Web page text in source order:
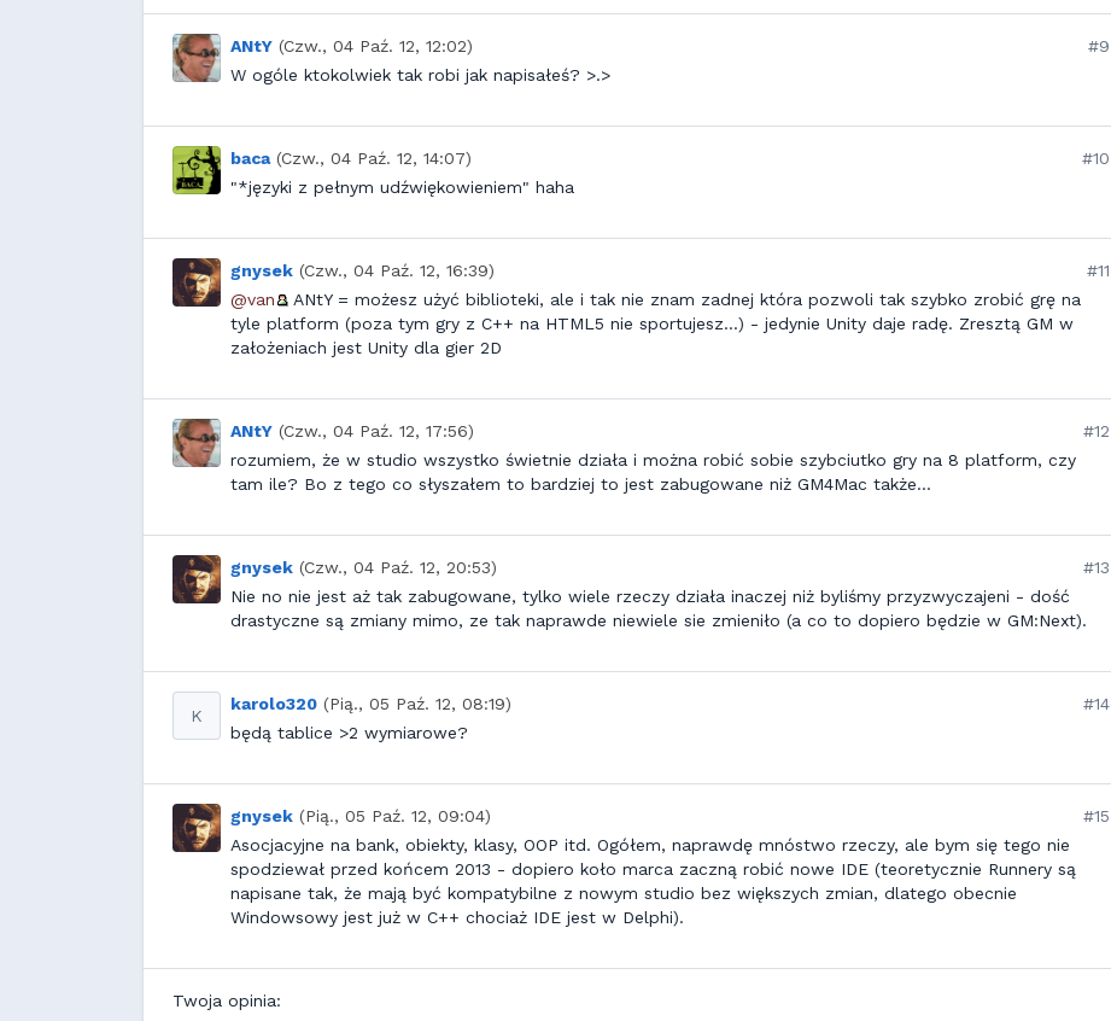
ANtY (Czw., 04 Paź. 12, 12:02)
#9
W ogóle ktokolwiek tak robi jak napisałeś? >.>
baca (Czw., 04 Paź. 12, 14:07)
#10
"*języki z pełnym udźwiękowieniem" haha
gnysek (Czw., 04 Paź. 12, 16:39)
#11
@van
ANtY = możesz użyć biblioteki, ale i tak nie znam zadnej która pozwoli tak szybko zrobić grę na
tyle platform (poza tym gry z C++ na HTML5 nie sportujesz...) - jedynie Unity daje radę. Zresztą GM w
założeniach jest Unity dla gier 2D
ANtY (Czw., 04 Paź. 12, 17:56)
#12
rozumiem, że w studio wszystko świetnie działa i można robić sobie szybciutko gry na 8 platform, czy
tam ile? Bo z tego co słyszałem to bardziej to jest zabugowane niż GM4Mac także...
gnysek (Czw., 04 Paź. 12, 20:53)
#13
Nie no nie jest aż tak zabugowane, tylko wiele rzeczy działa inaczej niż byliśmy przyzwyczajeni - dość
drastyczne są zmiany mimo, ze tak naprawde niewiele sie zmieniło (a co to dopiero będzie w GM:Next).
K
karolo320 (Pią., 05 Paź. 12, 08:19)
#14
będą tablice >2 wymiarowe?
gnysek (Pią., 05 Paź. 12, 09:04)
#15
Asocjacyjne na bank, obiekty, klasy, OOP itd. Ogółem, naprawdę mnóstwo rzeczy, ale bym się tego nie
spodziewał przed końcem 2013 - dopiero koło marca zaczną robić nowe IDE (teoretycznie Runnery są
napisane tak, że mają być kompatybilne z nowym studio bez większych zmian, dlatego obecnie
Windowsowy jest już w C++ chociaż IDE jest w Delphi).
Twoja opinia: